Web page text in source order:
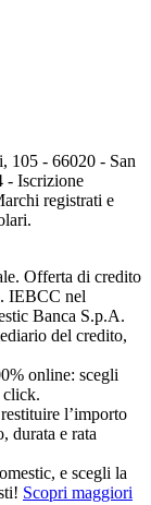
105 - 66020 - San
- Iscrizione
registrati e
Offerta di credito
IEBCC nel
Banca S.p.A.
del credito,
online: scegli
click.
l’importo
durata e rata
e scegli la
Scopri maggiori